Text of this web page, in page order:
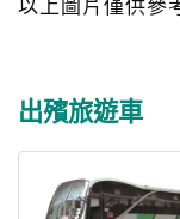
以上圖片僅供參
出殯旅遊車